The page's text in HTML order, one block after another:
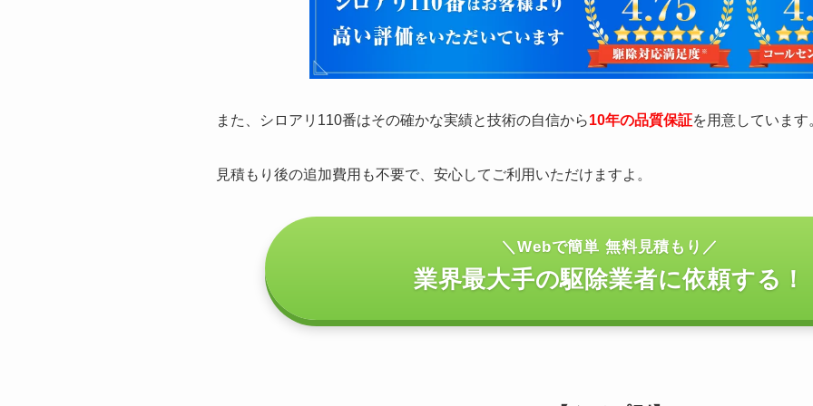
また、シロアリ110番はその確かな実績と技術の自信から10年の品質保証を用意しています
見積もり後の追加費用も不要で、安心してご利用いただけますよ。
＼Webで簡単 無料見積もり／
業界最大手の駆除業者に依頼する！